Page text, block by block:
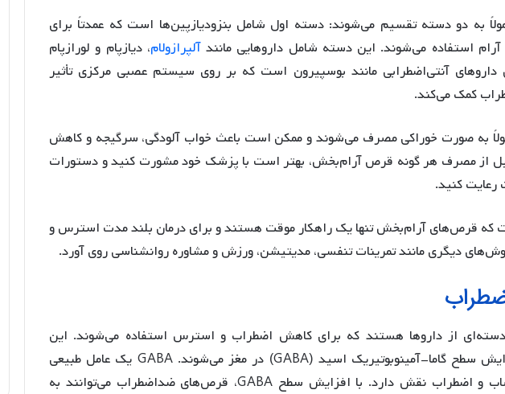
به دو دسته تقسیم می‌شوند: دسته اول شامل بنزودیازپین‌ها است که عمدتاً برای
استفاده می‌شوند. این دسته شامل داروهایی مانندآلپرازولام، دیازپام و لورازپام
آنتی‌اضطرابی مانند بوسپیرون است که بر روی سیستم عصبی مرکزی تأثیر
کمک می‌کند.
به صورت خوراکی مصرف می‌شوند و ممکن است باعث خواب آلودگی، سرگیجه و کاهش
قبل از مصرف هر گونه قرص آرام‌بخش، بهتر است با پزشک خود مشورت کنید و دستورات
کنید.
که قرص‌های آرام‌بخش تنها یک راهکار موقت هستند و برای درمان بلند مدت استرس و
دیگری مانند تمرینات تنفسی، مدیتیشن، ورزش و مشاوره روانشناسی روی آورد.
از داروها هستند که برای کاهش اضطراب و استرس استفاده می‌شوند. این
قرص‌ها عموماً باعث افزایش سطح گاما-آمینوبوتیریک اسید (GABA) در مغز می‌شوند. GABA یک عامل طبیعی
است که در کنترل اعصاب و اضطراب نقش دارد. با افزایش سطح GABA، قرص‌های ضداضطراب می‌توانند به